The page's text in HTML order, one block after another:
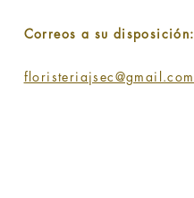
Correos a su disposición:
floristeriajsec@gmail.com